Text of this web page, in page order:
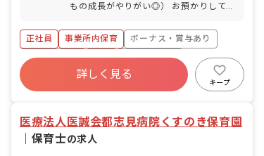
もの成長がやりがい◎） お預かりしてい
す。 ・食事・睡眠・排泄・清潔・衣類の
着脱等 ・集団生活を通じた社会性の装着
・行事の計画・実行、お知らせの作成
正社員 事業所内保育
ボーナス・賞与あり
社会保険完備
有給
福利厚生充実
昇給昇進あり
産休育休制度
詳しく見る
キープ
医療法人医誠会都志見病院くすのき保育園
保育士の求人